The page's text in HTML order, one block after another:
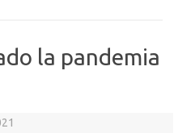
la pandemia